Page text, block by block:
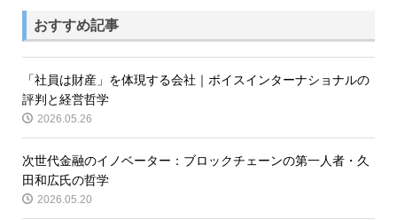
おすすめ記事
「社員は財産」を体現する会社｜ボイスインターナショナルの
評判と経営哲学
2026.05.26
次世代金融のイノベーター：ブロックチェーンの第一人者・久
田和広氏の哲学
2026.05.20